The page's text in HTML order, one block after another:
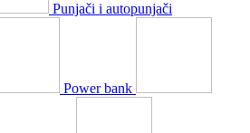
Punjači i autopunjači
Power bank